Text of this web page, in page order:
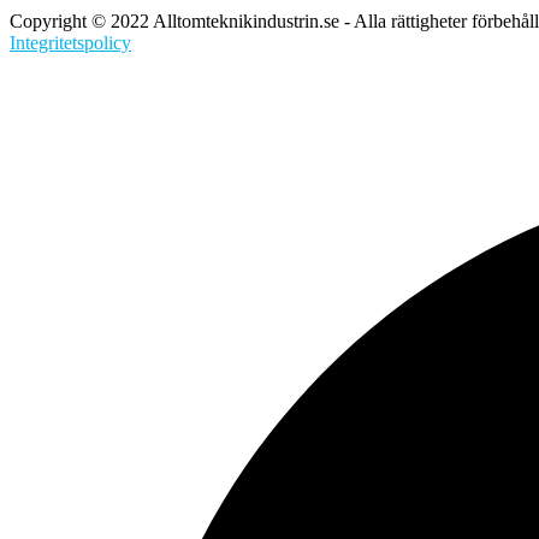
Copyright © 2022 Alltomteknikindustrin.se - Alla rättigheter
Integritetspolicy